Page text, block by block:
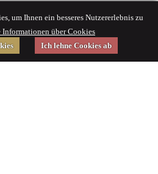
um Ihnen ein besseres Nutzererlebnis zu
Informationen über Cookies
Ich lehne Cookies ab